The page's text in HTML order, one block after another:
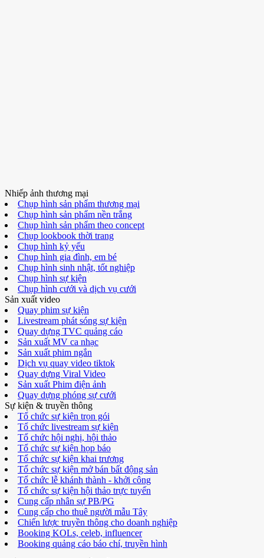
Nhiếp ảnh thương mại
Chụp hình sản phẩm thương mại
Chụp hình sản phẩm nền trắng
Chụp hình sản phẩm theo concept
Chụp lookbook thời trang
Chụp hình kỷ yếu
Chụp hình gia đình, em bé
Chụp hình sinh nhật, tốt nghiệp
Chụp hình sự kiện
Chụp hình cưới và dịch vụ cưới
Sản xuất video
Quay phim sự kiện
Livestream phát sóng sự kiện
Quay dựng TVC quảng cáo
Sản xuất MV ca nhạc
Sản xuất phim ngắn
Dịch vụ quay video tiktok
Quay dựng Viral Video
Sản xuất Phim điện ảnh
Quay dựng phóng sự cưới
Sự kiện & truyền thông
Tổ chức sự kiện trọn gói
Tổ chức livestream sự kiện
Tổ chức hội nghị, hội thảo
Tổ chức sự kiện họp báo
Tổ chức sự kiện khai trương
Tổ chức sự kiện mở bán bất động sản
Tổ chức lễ khánh thành - khởi công
Tổ chức sự kiện hội thảo trực tuyến
Cung cấp nhân sự PB/PG
Cung cấp cho thuê người mẫu Tây
Chiến lược truyền thông cho doanh nghiệp
Booking KOLs, celeb, influencer
Booking quảng cáo báo chí, truyền hình